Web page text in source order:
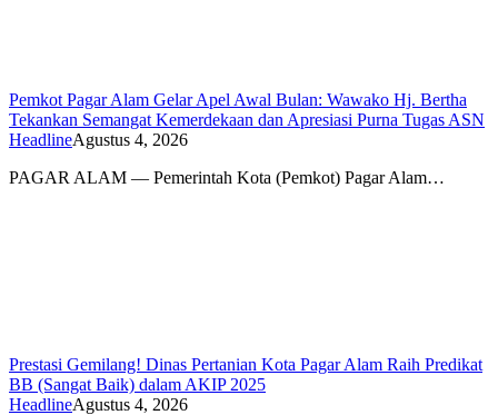
Pemkot Pagar Alam Gelar Apel Awal Bulan: Wawako Hj. Bertha
Tekankan Semangat Kemerdekaan dan Apresiasi Purna Tugas ASN
HeadlineAgustus 4, 2026
PAGAR ALAM — Pemerintah Kota (Pemkot) Pagar Alam…
Prestasi Gemilang! Dinas Pertanian Kota Pagar Alam Raih Predikat
BB (Sangat Baik) dalam AKIP 2025
HeadlineAgustus 4, 2026